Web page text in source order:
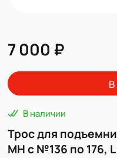
7 000 ₽
В
В наличии
Трос для
МН с №136 по 176,